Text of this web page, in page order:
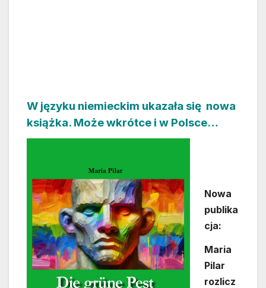
W języku niemieckim ukazała się nowa
książka. Może wkrótce i w Polsce…
Nowa
publika
cja:
Maria
Pilar
rozlicz